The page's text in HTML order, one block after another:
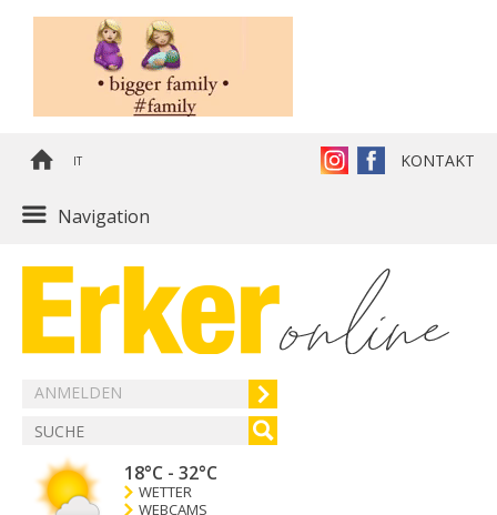
IT KONTAKT
Navigation
ANMELDEN
18°C - 32°C
WETTER
WEBCAMS